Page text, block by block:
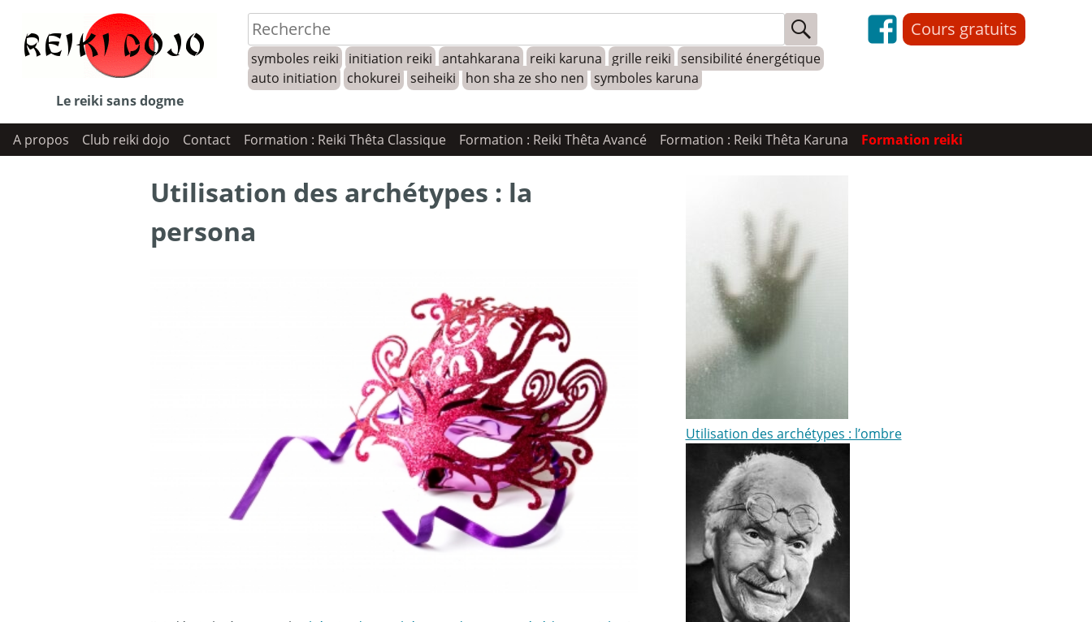
content
Le reiki sans dogme
symboles reiki initiation reiki antahkarana reiki karuna grille reiki sensibilité énergétique
auto initiation
chokurei seiheiki hon sha ze sho nen symboles karuna
Cours gratuits
A propos Club reiki dojo Contact Formation : Reiki Thêta Classique Formation : Reiki Thêta Avancé Formation : Reiki Thêta Karuna Formation reiki
Utilisation des archétypes : la
persona
Utilisation des archétypes : l’ombre